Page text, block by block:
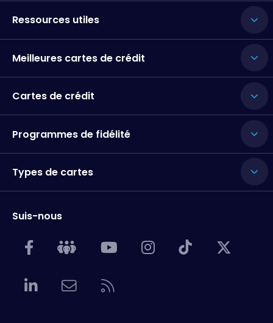
Ressources utiles
Meilleures cartes de crédit
Cartes de crédit
Programmes de fidélité
Types de cartes
Suis-nous